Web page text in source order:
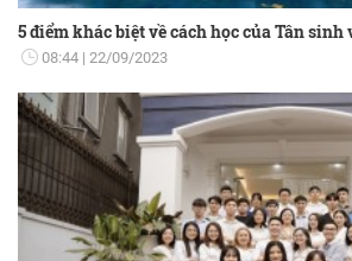
5 điểm khác biệt về cách học của Tân
08:44 22/09/2023